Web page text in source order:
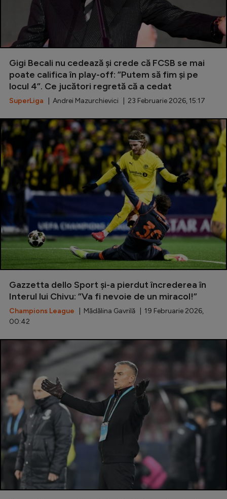
Gigi Becali nu cedează și crede că FCSB se mai
poate califica în play-off: ”Putem să fim și pe
locul 4”. Ce jucători regretă că a cedat
SuperLiga | Andrei Mazurchievici | 23 Februarie 2026, 15:17
Gazzetta dello Sport și-a pierdut încrederea în
Interul lui Chivu: ”Va fi nevoie de un miracol!”
Champions League | Mădălina Gavrilă | 19 Februarie 2026,
00:42